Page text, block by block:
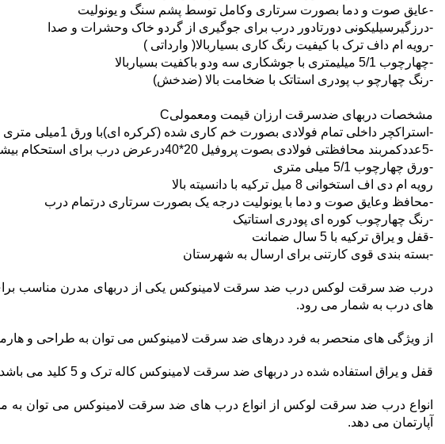
-عایق صوت و دما بصورت سرتاری وکامل توسط پشم سنگ و یونولیت
-درزگیرسیلیکونی دورتادور درب برای جوگیری از گردو خاک وحشرات و صدا
-رویه ام داف ترک با کیفیت رنگ کاری بسیاربالا( وارداتی )
-چهارچوب 5/1 میلیمتری با جوشکاری سه ودو باکفیت بسیاربالا
-رنگ چهارچو ب پودری استاتک با ضخامت بالا (ضدخش)
مشخصات دربهای ضدسرقت ارزان قیمت ومعمولیC
-استراکچر داخلی تمام فولادی بصورت خم کاری شده (کرکره ای)با ورق 1میلی متری
-5عددکمربند محافظتی فولادی بصوت پروفیل 20*40درعرض درب برای استحکام بیشتر
-ورق چهارچوب 5/1 میلی متری
رویه ام دی اف استخوانی 8 میل ترکیه با دانسیته بالا
-محافظ وعایق صوت و دما با یونولیت درجه یک بصورت سرتاری درتمام درب
-رنگ چهارچوب کوره ای پودری استاتیک
-قفل و یراق ترکیه با 5 سال ضمانت
-بسته بندی قوی کارتنی برای ارسال به شهرستان
درب ضد سرقت لوکس درب ضد سرقت لامینوکس یکی از دربهای مدرن مناسب برای
های درب به شمار می رود.
از ویژگی های منحصر به فرد درهای ضد سرقت لامینوکس می توان به طراحی و
قفل و یراق استفاده شده در دربهای ضد سرقت لامینوکس کاله ترک و 5 کلید می باشد و دارای دستگیره لوکس، شب بند، روز بند، نوار درزگیر، چشمی و درکوب است.
انواع درب ضد سرقت لوکس از انواع درب های ضد سرقت لامینوکس می توان به
آپارتمان می دهد.